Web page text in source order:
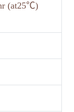
(at25℃)